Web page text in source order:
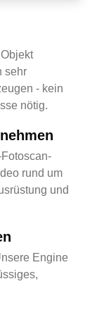
sehr
- kein
nötig.
rund um
und
Engine